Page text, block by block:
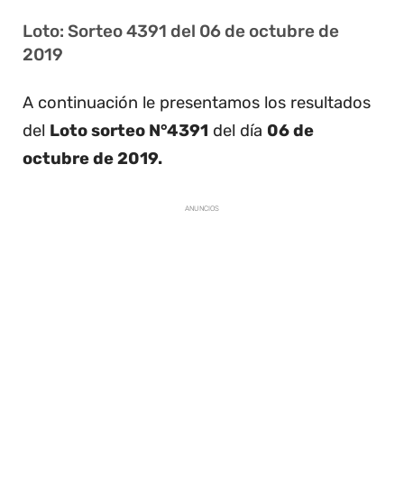
Loto: Sorteo 4391 del 06 de octubre de
2019
A continuación le presentamos los resultados
del Loto sorteo N°4391 del día 06 de
octubre de 2019.
ANUNCIOS